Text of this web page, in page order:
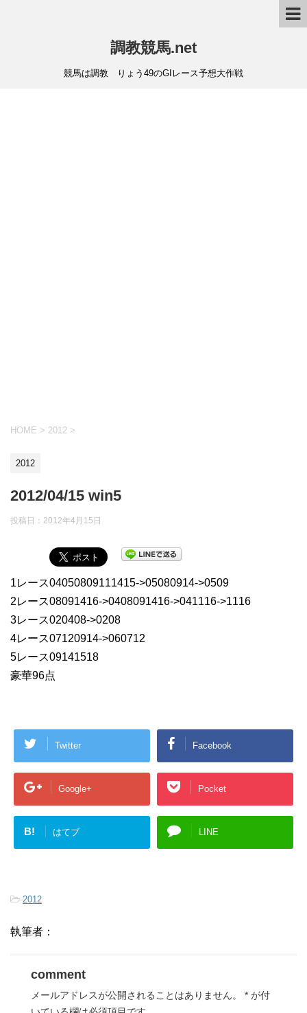
調教競馬.net
競馬は調教 りょう49のGIレース予想大作戦
HOME > 2012 >
2012
2012/04/15 win5
投稿日： 2012年4月15日
1レース04050809111415->05080914->0509
2レース08091416->0408091416->041116->1116
3レース020408->0208
4レース07120914->060712
5レース09141518
豪華96点
Twitter Facebook
Google+ Pocket
B! はてブ LINE
-2012
執筆者：
comment
メールアドレスが公開されることはありません。 * が付